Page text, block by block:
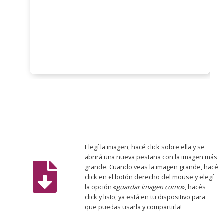
Elegí la imagen, hacé click sobre ella y se
abrirá una nueva pestaña con la imagen más
grande. Cuando veas la imagen grande, hacé
click en el botón derecho del mouse y elegí
la opción «guardar imagen como», hacés
click y listo, ya está en tu dispositivo para
que puedas usarla y compartirla!